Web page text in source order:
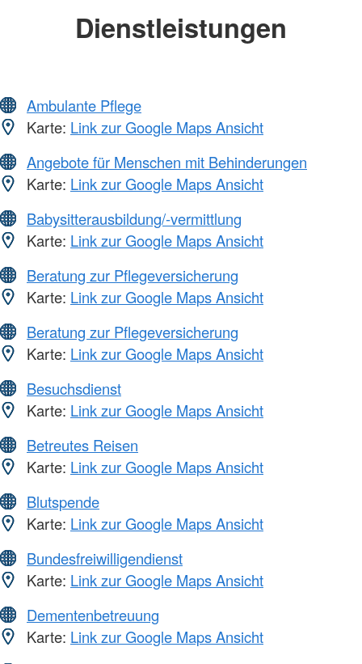
Dienstleistungen
Ambulante Pflege
Karte: Link zur Google Maps Ansicht
Angebote für Menschen mit Behinderungen
Karte: Link zur Google Maps Ansicht
Babysitterausbildung/-vermittlung
Karte: Link zur Google Maps Ansicht
Beratung zur Pflegeversicherung
Karte: Link zur Google Maps Ansicht
Beratung zur Pflegeversicherung
Karte: Link zur Google Maps Ansicht
Besuchsdienst
Karte: Link zur Google Maps Ansicht
Betreutes Reisen
Karte: Link zur Google Maps Ansicht
Blutspende
Karte: Link zur Google Maps Ansicht
Bundesfreiwilligendienst
Karte: Link zur Google Maps Ansicht
Dementenbetreuung
Karte: Link zur Google Maps Ansicht